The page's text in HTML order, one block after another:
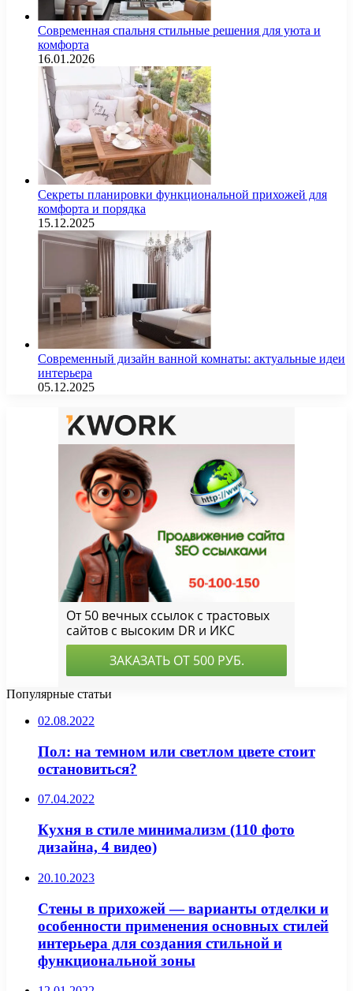
Современная спальня стильные решения для уюта и
комфорта
16.01.2026
Секреты планировки функциональной прихожей для
комфорта и порядка
15.12.2025
Современный дизайн ванной комнаты: актуальные идеи
интерьера
05.12.2025
Популярные статьи
02.08.2022
Пол: на темном или светлом цвете стоит
остановиться?
07.04.2022
Кухня в стиле минимализм (110 фото
дизайна, 4 видео)
20.10.2023
Стены в прихожей — варианты отделки и
особенности применения основных стилей
интерьера для создания стильной и
функциональной зоны